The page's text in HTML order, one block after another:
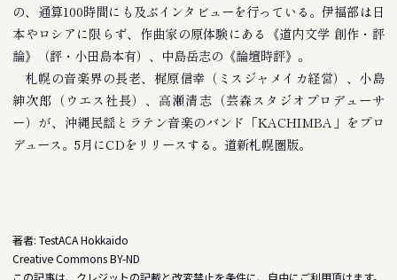
の、通算100時間にも及ぶインタビューを行っている。伊福部は日
本やロシアに限らず、作曲家の原体験にある《道内文学 創作・評
論》（評・小田島本有）、中島岳志の《論壇時評》。
札幌の音楽界の長老、梶原信幸（ミスジャメイカ経営）、小島
紳次郎（ウエス社長）、高瀬清志（芸森スタジオプロデューサ
ー）が、沖縄民謡とラテン音楽のバンド「KACHIMBA」をプロ
デュース。5月にCDをリリースする。道新札幌圏版。
著者: TestACA Hokkaido
Creative Commons BY-ND